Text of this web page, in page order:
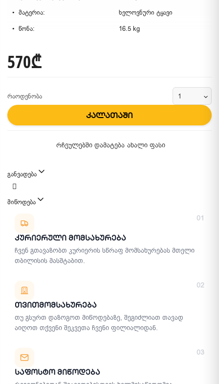
მატერია:
ხელოვნური ტყავი
წონა:
16.5 kg
570₾
რაოდენობა
კალათაში
რჩეულებში დამატება ახალი ფასი
განვადება
მიწოდება
01
Კურიერული Მომსახურება
ჩვენ გთავაზობთ კურიერის სწრაფ მომსახურებას მთელი
თბილისის მასშტაბით.
02
Თვითმომსახურება
თუ გსურთ დაზოგოთ მიწოდებაზე, შეგიძლიათ თავად
აიღოთ თქვენი შეკვეთა ჩვენი ფილიალიდან.
03
Საფოსტო Მიწოდება